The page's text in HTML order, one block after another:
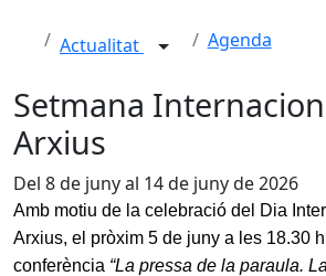
Actualitat Agenda
Setmana
Arxius
Del 8 de juny al 14 de juny de 2026
Amb motiu de la celebració del Dia
Arxius, el pròxim 5 de juny a les 18.30
conferència “La pressa de la paraula.